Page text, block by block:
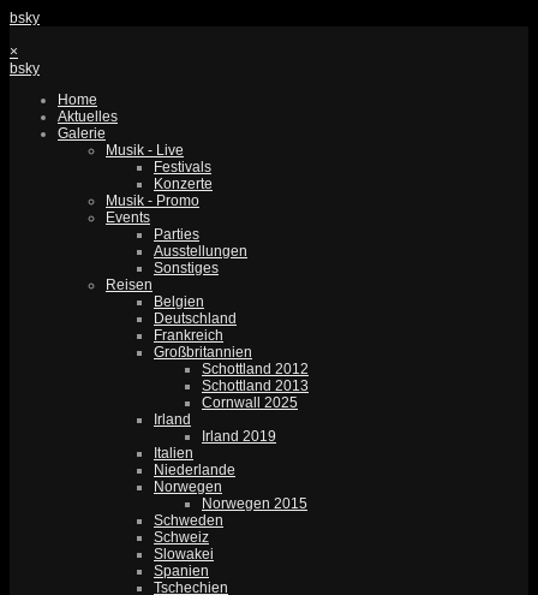
bsky
×
bsky
Home
Aktuelles
Galerie
Musik - Live
Festivals
Konzerte
Musik - Promo
Events
Parties
Ausstellungen
Sonstiges
Reisen
Belgien
Deutschland
Frankreich
Großbritannien
Schottland 2012
Schottland 2013
Cornwall 2025
Irland
Irland 2019
Italien
Niederlande
Norwegen
Norwegen 2015
Schweden
Schweiz
Slowakei
Spanien
Tschechien